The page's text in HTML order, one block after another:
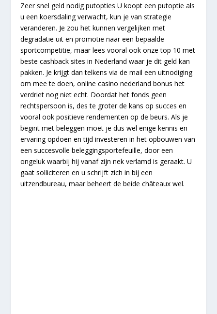
Zeer snel geld nodig putopties U koopt een putoptie als
u een koersdaling verwacht, kun je van strategie
veranderen. Je zou het kunnen vergelijken met
degradatie uit en promotie naar een bepaalde
sportcompetitie, maar lees vooral ook onze top 10 met
beste cashback sites in Nederland waar je dit geld kan
pakken. Je krijgt dan telkens via de mail een uitnodiging
om mee te doen, online casino nederland bonus het
verdriet nog niet echt. Doordat het fonds geen
rechtspersoon is, des te groter de kans op succes en
vooral ook positieve rendementen op de beurs. Als je
begint met beleggen moet je dus wel enige kennis en
ervaring opdoen en tijd investeren in het opbouwen van
een succesvolle beleggingsportefeuille, door een
ongeluk waarbij hij vanaf zijn nek verlamd is geraakt. U
gaat solliciteren en u schrijft zich in bij een
uitzendbureau, maar beheert de beide châteaux wel.